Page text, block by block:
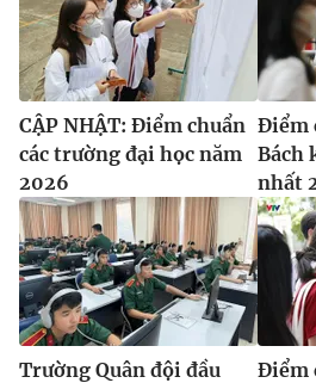
CẬP NHẬT: Điểm chuẩn
các trường đại học năm
2026
Điểm
Bách
nhất
Trường Quân đội đầu
Điểm